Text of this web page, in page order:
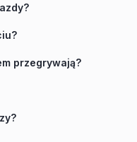
przegrywają?